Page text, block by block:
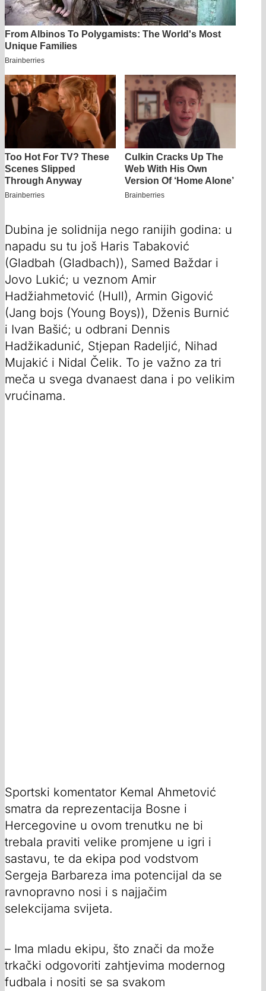
Dubina je solidnija nego ranijih godina: u
napadu su tu još Haris Tabaković
(Gladbah (Gladbach)), Samed Baždar i
Jovo Lukić; u veznom Amir
Hadžiahmetović (Hull), Armin Gigović
(Jang bojs (Young Boys)), Dženis Burnić
i Ivan Bašić; u odbrani Dennis
Hadžikadunić, Stjepan Radeljić, Nihad
Mujakić i Nidal Čelik. To je važno za tri
meča u svega dvanaest dana i po velikim
vrućinama.
Sportski komentator Kemal Ahmetović
smatra da reprezentacija Bosne i
Hercegovine u ovom trenutku ne bi
trebala praviti velike promjene u igri i
sastavu, te da ekipa pod vodstvom
Sergeja Barbareza ima potencijal da se
ravnopravno nosi i s najjačim
selekcijama svijeta.
– Ima mladu ekipu, što znači da može
trkački odgovoriti zahtjevima modernog
fudbala i nositi se sa svakom